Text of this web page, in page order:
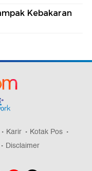
Kebakaran
Karir
Kotak Pos
Disclaimer